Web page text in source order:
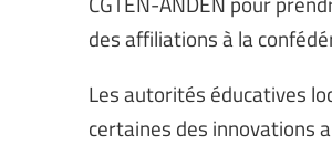
des affiliations à la
Les autorités éducatives
certaines des innovations